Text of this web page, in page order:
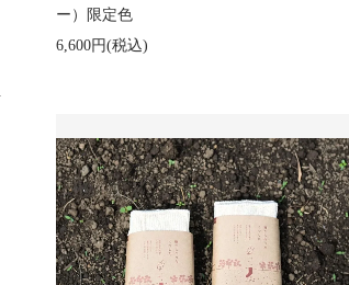
ー）限定色
6,600円(税込)